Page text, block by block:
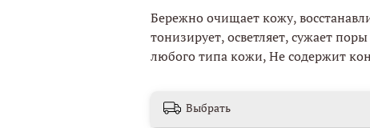
Бережно очищает кожу,
тонизирует, осветляет, сужает
любого типа кожи,Не содержит
Выбрать